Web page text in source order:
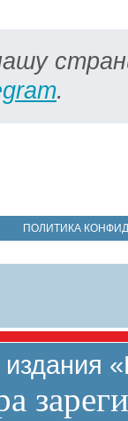
.
ПОЛИТИКА